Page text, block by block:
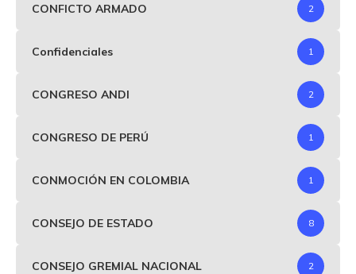
CONFICTO ARMADO 2
Confidenciales 1
CONGRESO ANDI 2
CONGRESO DE PERÚ 1
CONMOCIÓN EN COLOMBIA 1
CONSEJO DE ESTADO 8
CONSEJO GREMIAL NACIONAL 2